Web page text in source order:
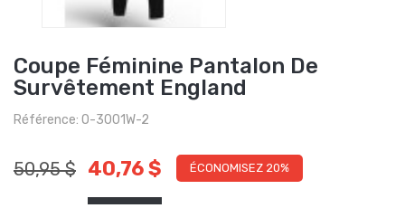
Coupe Féminine Pantalon De
Survêtement England
Référence: O-3001W-2
50,95 $ 40,76 $ ÉCONOMISEZ 20%